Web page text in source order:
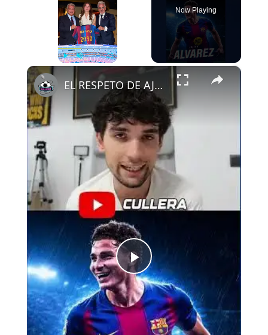
Now Playing
×
P
l
EL RESPETO DE AJAX AL FCB